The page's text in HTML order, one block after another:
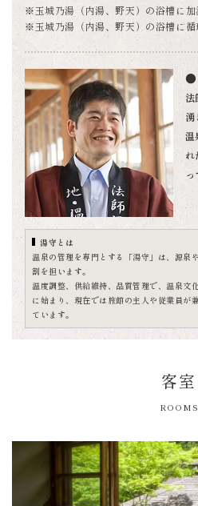
※玉城乃湯（内湯、野天）の浴槽に加
※玉城乃湯（内湯、野天）の浴槽に循
●
温
っ
湯守とは
温泉の管理を専門とする「湯守」は、源泉
割を担います。
温度調整、供給維持、品質管理で、温泉文
に始まり、現在では旅館の主人や従業員が
ています。
客室
ROOMS